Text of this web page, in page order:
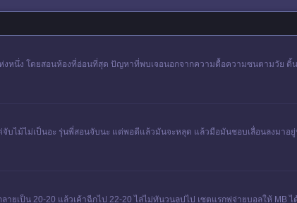
หนึ่ง โดยสอนห้องที่อ่อนที่สุด ปัญหาที่พบเจอนอกจากความดื้อความซนตามวัย ดิ้
บไม้ไม่เป็นอะ รุ่นพี่สอนจับนะ แต่พอตีแล้วมันจะหลุด แล้วมือมันชอบเลื่อนลงมาอยู่
ยเป็น 20-20 แล้วเค้าฉีกไป 22-20 ไล่ไม่ทันวนลูปไป เซตแรกพู่จ่ายบอลให้ MB